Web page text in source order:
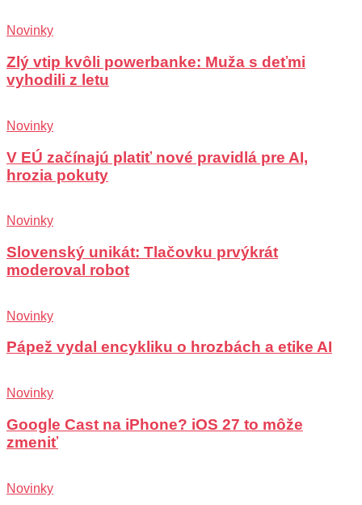
Novinky
Zlý vtip kvôli powerbanke: Muža s deťmi
vyhodili z letu
Novinky
V EÚ začínajú platiť nové pravidlá pre AI,
hrozia pokuty
Novinky
Slovenský unikát: Tlačovku prvýkrát
moderoval robot
Novinky
Pápež vydal encykliku o hrozbách a etike AI
Novinky
Google Cast na iPhone? iOS 27 to môže
zmeniť
Novinky